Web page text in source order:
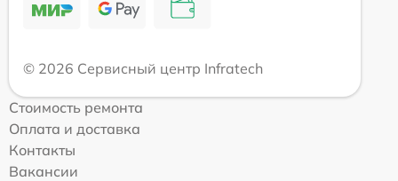
© 2026 Сервисный центр Infratech
Стоимость ремонта
Оплата и доставка
Контакты
Вакансии